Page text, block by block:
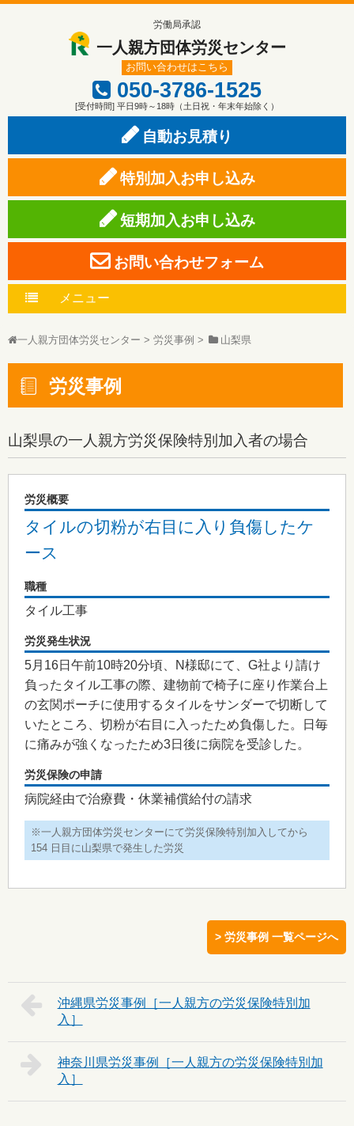
労働局承認
一人親方団体労災センター
お問い合わせはこちら
050-3786-1525
[受付時間] 平日9時～18時（土日祝・年末年始除く）
自動お見積り
特別加入お申し込み
短期加入お申し込み
お問い合わせフォーム
メニュー
一人親方団体労災センター > 労災事例 > 山梨県
労災事例
山梨県の一人親方労災保険特別加入者の場合
労災概要
タイルの切粉が右目に入り負傷したケ
ース
職種
タイル工事
労災発生状況
5月16日午前10時20分頃、N様邸にて、G社より請け
負ったタイル工事の際、建物前で椅子に座り作業台上
の玄関ポーチに使用するタイルをサンダーで切断して
いたところ、切粉が右目に入ったため負傷した。日毎
に痛みが強くなったため3日後に病院を受診した。
労災保険の申請
病院経由で治療費・休業補償給付の請求
※一人親方団体労災センターにて労災保険特別加入してから
154 日目に山梨県で発生した労災
> 労災事例 一覧ページへ
沖縄県
神奈川県